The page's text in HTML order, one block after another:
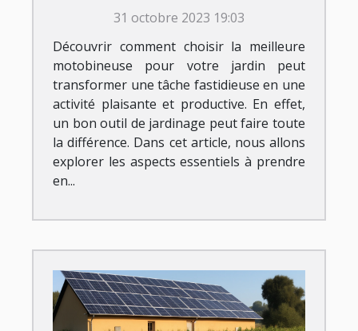
31 octobre 2023 19:03
Découvrir comment choisir la meilleure
motobineuse pour votre jardin peut
transformer une tâche fastidieuse en une
activité plaisante et productive. En effet,
un bon outil de jardinage peut faire toute
la différence. Dans cet article, nous allons
explorer les aspects essentiels à prendre
en...